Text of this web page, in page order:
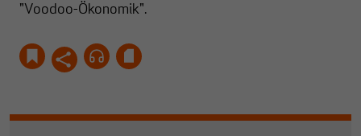
"Voodoo-Ökonomik".